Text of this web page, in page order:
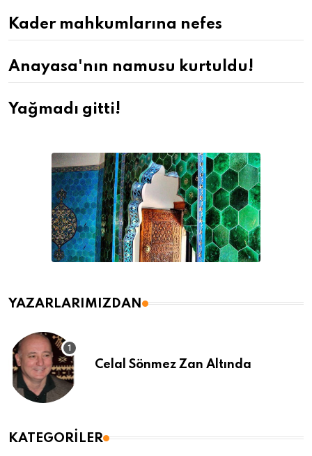
Kader mahkumlarına nefes
Anayasa'nın namusu kurtuldu!
Yağmadı gitti!
YAZARLARIMIZDAN
Celal Sönmez Zan Altında
KATEGORILER